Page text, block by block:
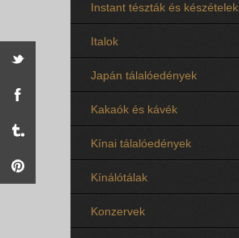
Instant tészták és készételek
Italok
Japán tálalóedények
Kakaók és kávék
Kínai tálalóedények
Kínálótálak
Konzervek